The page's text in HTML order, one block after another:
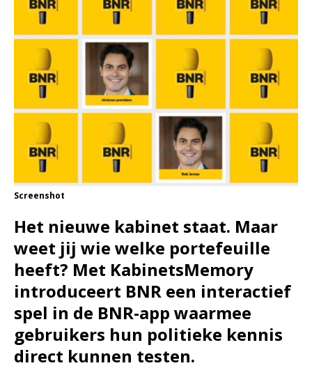
Screenshot
Het nieuwe kabinet staat. Maar
weet jij wie welke portefeuille
heeft? Met KabinetsMemory
introduceert BNR een interactief
spel in de BNR-app waarmee
gebruikers hun politieke kennis
direct kunnen testen.